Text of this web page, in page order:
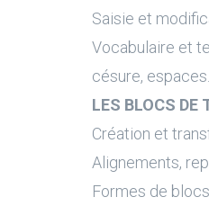
Saisie et
Vocabulaire et
césure, espaces...
LES BLOCS DE
Création et
Alignements,
Formes de